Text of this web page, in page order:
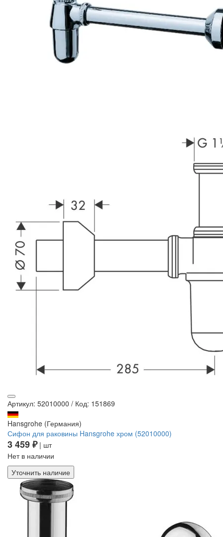
Артикул: 52010000 / Код: 151869
Hansgrohe (Германия)
Сифон для раковины Hansgrohe хром (52010000)
3 459 ₽| шт
Нет в наличии
Уточнить наличие